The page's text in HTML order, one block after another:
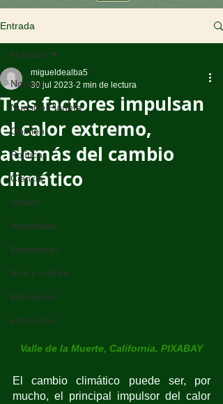
Entrada
Noticias
Nuestro Planeta
Opinión
Política
Ciencia
Videos
Actualidad
Entrevistas
Arte y cultura
Educación
educación
Noticias
Tres factores impulsan
el calor extremo,
además del cambio
climático
migueldealba5
30 jul 2023 2 min de lectura
Valle de la Muerte, California. PIXABAY
El cambio climático puede ser, por
mucho, el principal impulsor del calor